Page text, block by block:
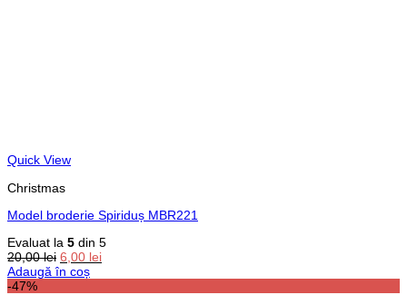
Quick View
Christmas
Model broderie Spiriduș MBR221
Evaluat la 5 din 5
20,00lei Prețul
inițial
6,00 leiPrețul
Adaugă în coș
-47%